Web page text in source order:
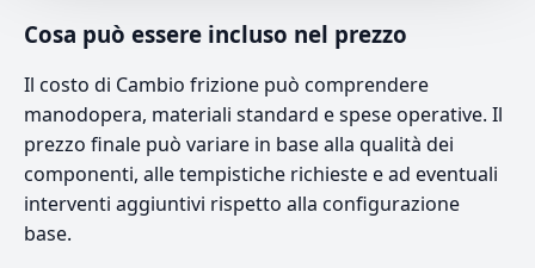
Cosa può essere incluso nel prezzo
Il costo di Cambio frizione può comprendere
manodopera, materiali standard e spese operative. Il
prezzo finale può variare in base alla qualità dei
componenti, alle tempistiche richieste e ad eventuali
interventi aggiuntivi rispetto alla configurazione
base.